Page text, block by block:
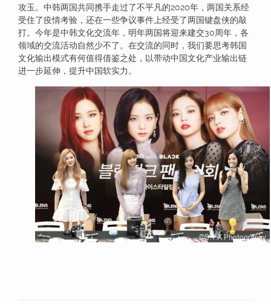
攻玉。中韩两国共同携手走过了不平凡的2020年，两国关系经
受住了疫情考验，还在一些争议事件上经受了两国键盘侠的敲
打。今年是中韩文化交流年，明年两国将迎来建交30周年，各
领域的交流活动自然少不了。在交流的同时，我们要思考韩国
文化输出模式有何值得借鉴之处，以带动中国文化产业输出链
进一步延伸，提升中国软实力。